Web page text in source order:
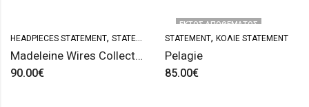
HEADPIECES STATEMENT, STATEMENT
Madeleine Wires Collection (ΙΙ)
90.00€
ΕΚΤΌΣ ΑΠΟΘΈΜΑΤΟΣ
STATEMENT, ΚΟΛΙΈ STATEMENT
Pelagie
85.00€